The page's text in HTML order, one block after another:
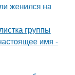
женился на
группы
имя -